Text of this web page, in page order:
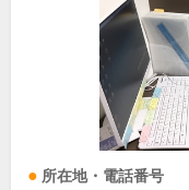
所在地・電話番号